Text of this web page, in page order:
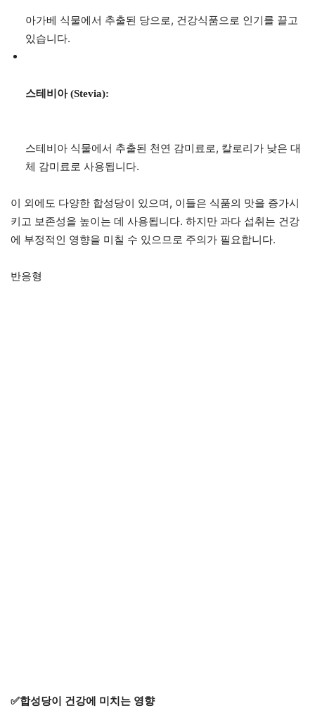
아가베 식물에서 추출된 당으로, 건강식품으로 인기를 끌고
있습니다.
스테비아 (Stevia):
스테비아 식물에서 추출된 천연 감미료로, 칼로리가 낮은 대
체 감미료로 사용됩니다.
이 외에도 다양한 합성당이 있으며, 이들은 식품의 맛을 증가시
키고 보존성을 높이는 데 사용됩니다. 하지만 과다 섭취는 건강
에 부정적인 영향을 미칠 수 있으므로 주의가 필요합니다.
반응형
✅합성당이 건강에 미치는 영향